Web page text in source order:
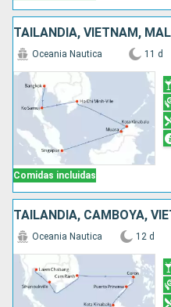
Comidas incluidas
Oceania Nautica 11 d
Oceania Nautica 12 d